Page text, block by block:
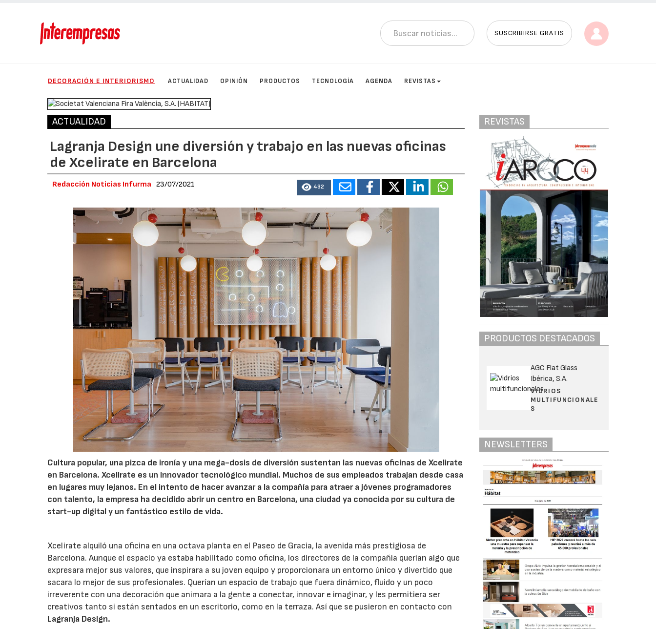
SUSCRIBIRSE GRATIS
DECORACIÓN E INTERIORISMO ACTUALIDAD OPINIÓN PRODUCTOS TECNOLOGÍA AGENDA REVISTAS
ACTUALIDAD
Lagranja Design une diversión y trabajo en las nuevas oficinas
de Xcelirate en Barcelona
Redacción Noticias Infurma 23/07/2021 432
Cultura popular, una pizca de ironía y una mega-dosis de diversión sustentan las nuevas oficinas deXcelirate
en Barcelona. Xcelirate es un innovador tecnológico mundial. Muchos de sus empleados trabajan desde casa
en lugares muy lejanos. En el intento de hacer avanzar a la compañía para atraer a jóvenes programadores
con talento, la empresa ha decidido abrir un centro en Barcelona, una ciudad ya conocida por su cultura de
start-up digital y un fantástico estilo de vida.
Xcelirate alquiló una oficina en una octava planta en el Paseo de Gracia, la avenida más prestigiosa de
Barcelona. Aunque el espacio ya estaba habilitado como oficina, los directores de la compañía querían algo que
expresara mejor sus valores, que inspirara a su joven equipo y proporcionara un entorno único y divertido que
sacara lo mejor de sus profesionales. Querían un espacio de trabajo que fuera dinámico, fluido y un poco
irreverente con una decoración que animara a la gente a conectar, innovar e imaginar, y les permitiera ser
creativos tanto si están sentados en un escritorio, como en la terraza. Así que se pusieron en contacto con
Lagranja Design.
REVISTAS
PRODUCTOS DESTACADOS
AGC Flat Glass
Ibérica, S.A.
VIDRIOS
MULTIFUNCIONALE
S
NEWSLETTERS